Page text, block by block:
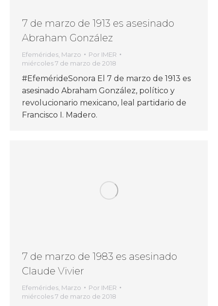
7 de marzo de 1913 es asesinado
Abraham González
Efemérides Marzo Por IMER
miércoles 7 de marzo de 2018
#EfemérideSonora El 7 de marzo de 1913 es
asesinado Abraham González, político y
revolucionario mexicano, leal partidario de
Francisco I. Madero.
7 de marzo de 1983 es asesinado
Claude Vivier
Efemérides Marzo Por IMER
miércoles 7 de marzo de 2018